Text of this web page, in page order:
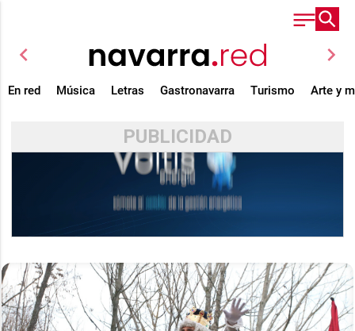
chevron_left chevron_right
En red Música Letras Gastronavarra Turismo Arte y
PUBLICIDAD